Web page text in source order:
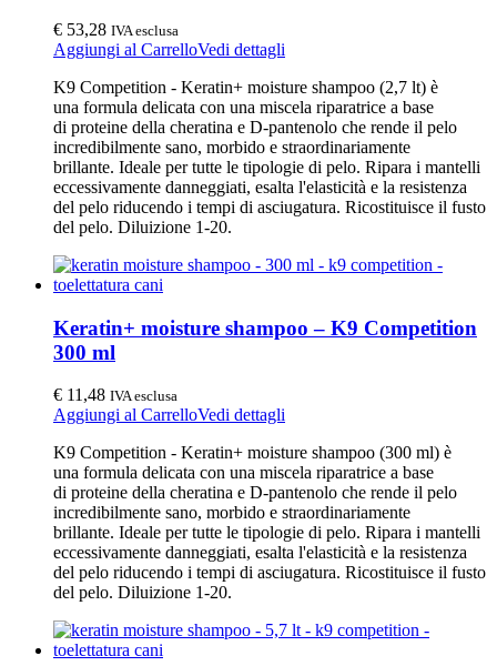
€ 53,28 IVA esclusa
Aggiungi al CarrelloVedi dettagli
K9 Competition - Keratin+ moisture shampoo (2,7 lt) è
una formula delicata con una miscela riparatrice a base
di proteine della cheratina e D-pantenolo che rende il pelo
incredibilmente sano, morbido e straordinariamente
brillante. Ideale per tutte le tipologie di pelo. Ripara i mantelli
eccessivamente danneggiati, esalta l'elasticità e la resistenza
del pelo riducendo i tempi di asciugatura. Ricostituisce il fusto
del pelo. Diluizione 1-20.
Keratin+ moisture shampoo – K9 Competition
300 ml
€ 11,48 IVA esclusa
Aggiungi al CarrelloVedi dettagli
K9 Competition - Keratin+ moisture shampoo (300 ml) è
una formula delicata con una miscela riparatrice a base
di proteine della cheratina e D-pantenolo che rende il pelo
incredibilmente sano, morbido e straordinariamente
brillante. Ideale per tutte le tipologie di pelo. Ripara i mantelli
eccessivamente danneggiati, esalta l'elasticità e la resistenza
del pelo riducendo i tempi di asciugatura. Ricostituisce il fusto
del pelo. Diluizione 1-20.